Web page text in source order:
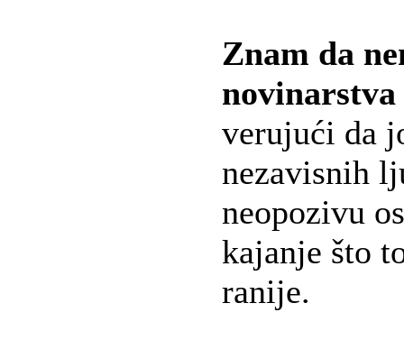
Znam da
novinarstva
verujući da
nezavisnih
neopozivu
kajanje što
ranije.